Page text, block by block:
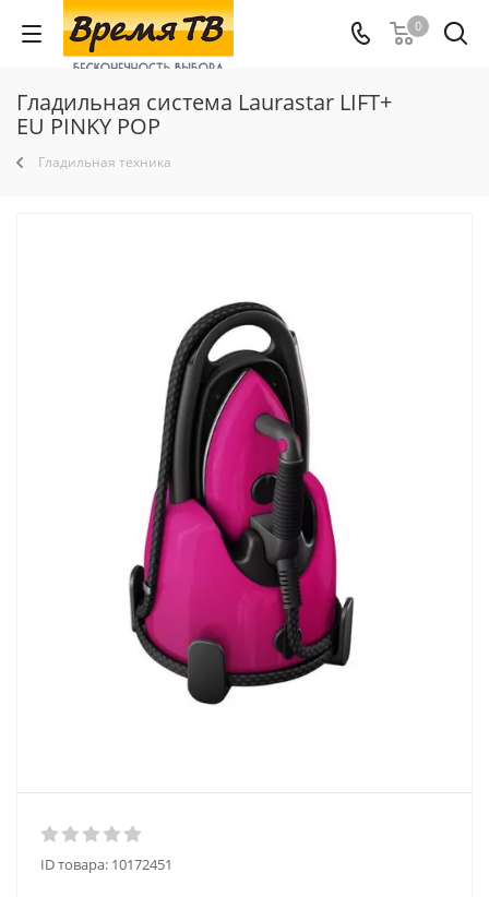
0
Гладильная система Laurastar LIFT+
EU PINKY POP
Гладильная техника
ID товара: 10172451